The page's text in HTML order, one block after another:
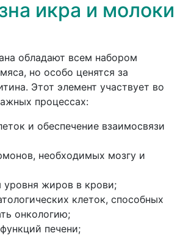
икра и молоки
обладают всем набором
но особо ценятся за
Этот элемент участвует во
процессах:
и обеспечение взаимосвязи
необходимых мозгу и
уровня жиров в крови;
клеток, способных
онкологию;
печени;